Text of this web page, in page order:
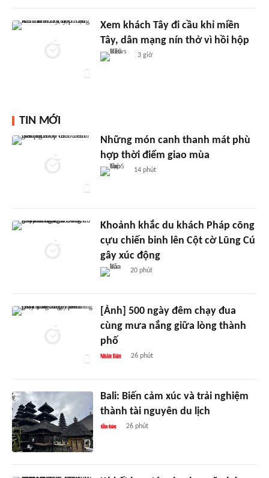
Xem khách Tây đi cầu khỉ miền
Tây, dân mạng nín thở vì hồi hộp
3 giờ
TIN MỚI
Những món canh thanh mát phù
hợp thời điểm giao mùa
14 phút
Khoảnh khắc du khách Pháp cõng
cựu chiến binh lên Cột cờ Lũng Cú
gây xúc động
20 phút
[Ảnh] 500 ngày đêm chạy đua
cùng mưa nắng giữa lòng thành
phố
26 phút
Bali: Biến cảm xúc và trải nghiệm
thành tài nguyên du lịch
26 phút